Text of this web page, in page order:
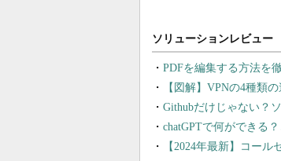
PDFを編集する方法を
【図解】VPNの4種類
Githubだけじゃない？
chatGPTで何ができる
【2024年最新】コー